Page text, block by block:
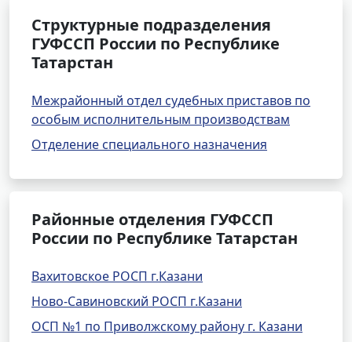
Структурные подразделения
ГУФССП России по Республике
Татарстан
Межрайонный отдел судебных приставов по
особым исполнительным производствам
Отделение специального назначения
Районные отделения ГУФССП
России по Республике Татарстан
Вахитовское РОСП г.Казани
Ново-Савиновский РОСП г.Казани
ОСП №1 по Приволжскому району г. Казани